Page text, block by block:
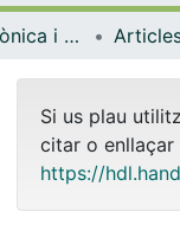
Enginyeria Electrònica i Biomèdica
Si us plau
citar o enllaçar
https://